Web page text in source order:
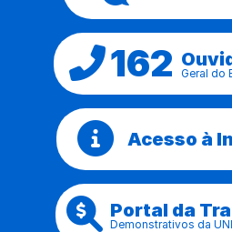
162 Geral do
Acesso à
Portal da
Demonstrativos da